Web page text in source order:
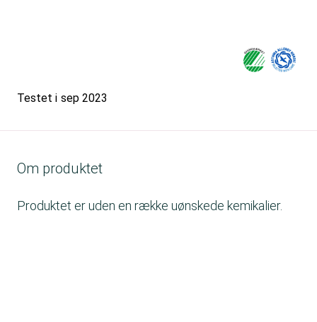
Testet i sep 2023
Om produktet
Produktet er uden en række uønskede kemikalier.